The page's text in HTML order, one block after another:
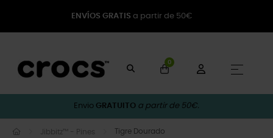
ENVÍOS GRATIS a partir de 50€
0
☰
Envio GRATUITO a partir de 50€.
Jibbitz™ - Pines Tigre Dourado